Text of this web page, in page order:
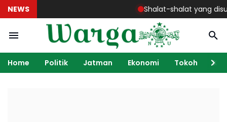
NEWS Shalat-shalat yang
Home Politik Jatman Ekonomi Tokoh